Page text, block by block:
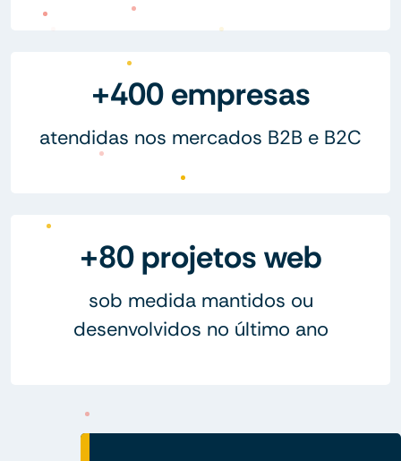
+400 empresas
atendidas nos mercados B2B e B2C
+80 projetos web
sob medida mantidos ou
desenvolvidos no último ano